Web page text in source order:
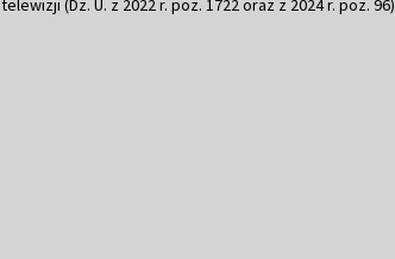
telewizji (Dz. U. z 2022 r. poz. 1722 oraz z 2024 r. poz. 96)